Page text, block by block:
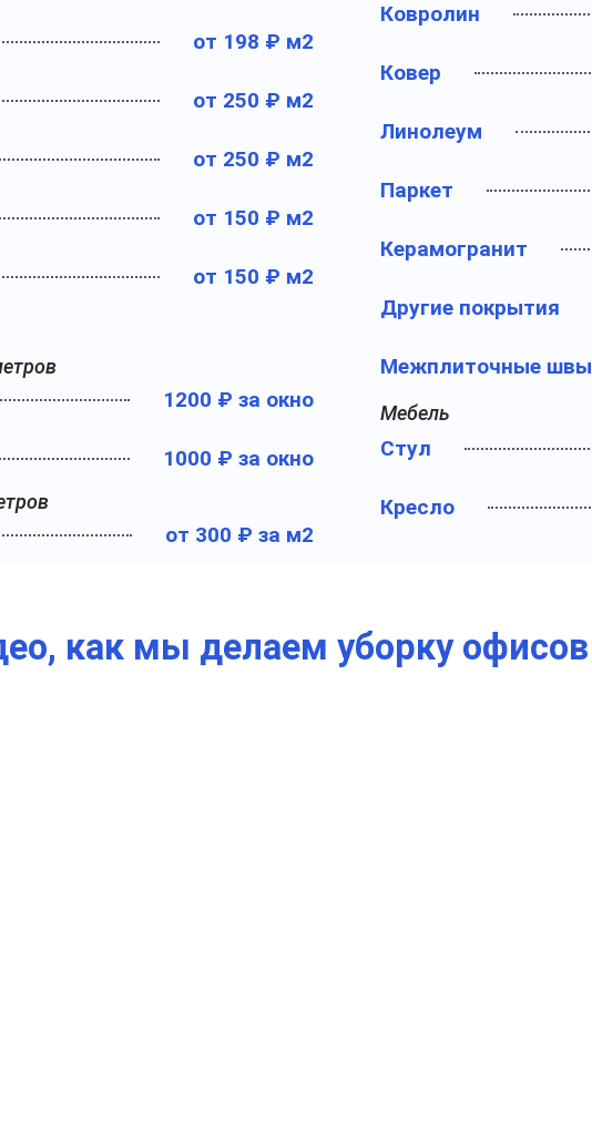
от 198 ₽ м2
от 250 ₽ м2
от 250 ₽ м2
от 150 ₽ м2
от 150 ₽ м2
1200 ₽ за окно
1000 ₽ за окно
от 300 ₽ за м2
Ковролин
Ковер
Линолеум
Паркет
Керамогранит
Другие покрытия
Межплиточные швы
Мебель
Стул
Кресло
как мы делаем уборку офисов